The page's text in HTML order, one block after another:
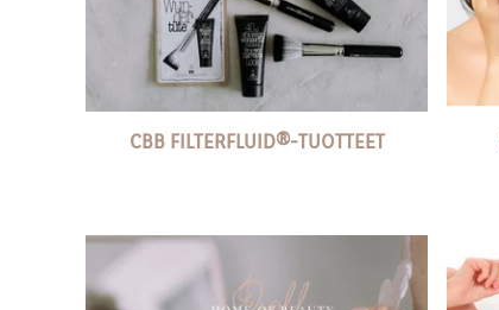
CBB FILTERFLUID®️-TUOTTEET